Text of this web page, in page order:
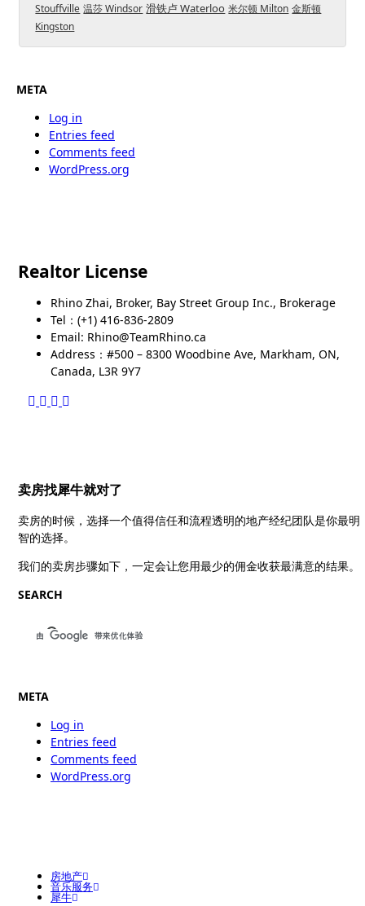
Stouffville 温莎 Windsor 滑铁卢 Waterloo 米尔顿 Milton 金斯顿
Kingston
META
Log in
Entries feed
Comments feed
WordPress.org
Realtor License
Rhino Zhai, Broker, Bay Street Group Inc., Brokerage
Tel：(+1) 416-836-2809
Email: Rhino@TeamRhino.ca
Address：#500 – 8300 Woodbine Ave, Markham, ON,
Canada, L3R 9Y7
卖房找犀牛就对了
卖房的时候，选择一个值得信任和流程透明的地产经纪团队是你最明
智的选择。
我们的卖房步骤如下，一定会让您用最少的佣金收获最满意的结果。
SEARCH
META
Log in
Entries feed
Comments feed
WordPress.org
房地产
音乐服务
犀牛